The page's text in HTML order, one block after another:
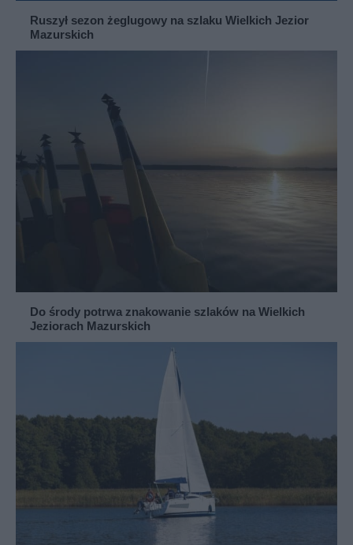
Ruszył sezon żeglugowy na szlaku Wielkich Jezior
Mazurskich
Do środy potrwa znakowanie szlaków na Wielkich
Jeziorach Mazurskich